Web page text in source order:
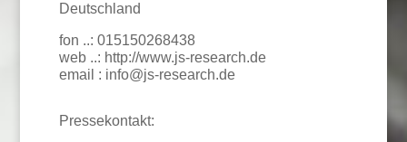
Deutschland
fon ..: 015150268438
web ..: http://www.js-research.de
email : info@js-research.de
Pressekontakt: